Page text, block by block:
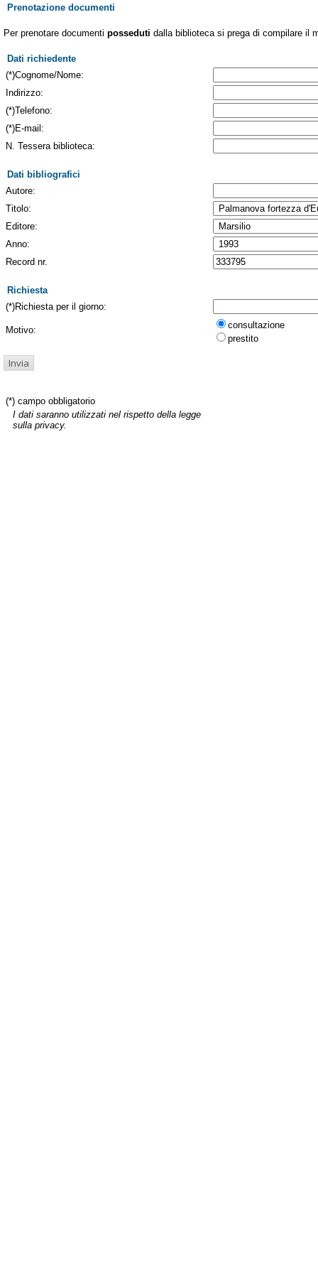
Prenotazione documenti
Per prenotare documenti posseduti dalla biblioteca si prega di compilare il
Dati richiedente
(*)Cognome/Nome:
Indirizzo:
(*)Telefono:
(*)E-mail:
N. Tessera biblioteca:
Dati bibliografici
Autore:
Titolo:
Editore:
Anno:
Record nr.
Richiesta
(*)Richiesta per il giorno:
Motivo:
consultazione
prestito
(*) campo obbligatorio
I dati saranno utilizzati nel rispetto della legge
sulla privacy.